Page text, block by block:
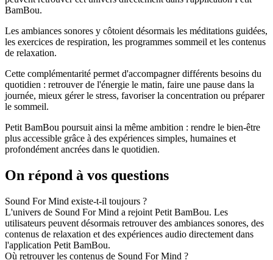
BamBou.
Les ambiances sonores y côtoient désormais les méditations guidées,
les exercices de respiration, les programmes sommeil et les contenus
de relaxation.
Cette complémentarité permet d'accompagner différents besoins du
quotidien : retrouver de l'énergie le matin, faire une pause dans la
journée, mieux gérer le stress, favoriser la concentration ou préparer
le sommeil.
Petit BamBou poursuit ainsi la même ambition : rendre le bien-être
plus accessible grâce à des expériences simples, humaines et
profondément ancrées dans le quotidien.
On répond à vos questions
Sound For Mind existe-t-il toujours ?
L'univers de Sound For Mind a rejoint Petit BamBou. Les
utilisateurs peuvent désormais retrouver des ambiances sonores, des
contenus de relaxation et des expériences audio directement dans
l'application Petit BamBou.
Où retrouver les contenus de Sound For Mind ?